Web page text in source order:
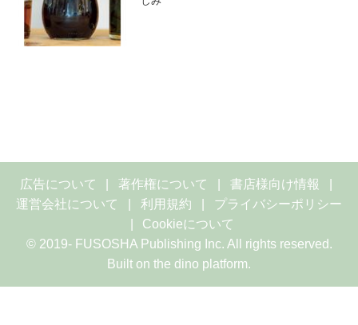
広告について 著作権について
書店様向け情報
運営会社について
利用規約
プライバシーポリシー
Cookieについて
© 2019- FUSOSHA Publishing Inc. All rights reserved.
Built on the dino platform.